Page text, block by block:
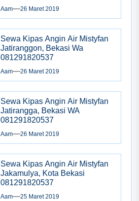
Aam 26 Maret 2019
Sewa Kipas Angin Air Mistyfan
Jatiranggon, Bekasi Wa
081291820537
Aam 26 Maret 2019
Sewa Kipas Angin Air Mistyfan
Jatirangga, Bekasi WA
081291820537
Aam 26 Maret 2019
Sewa Kipas Angin Air Mistyfan
Jakamulya, Kota Bekasi
081291820537
Aam 25 Maret 2019